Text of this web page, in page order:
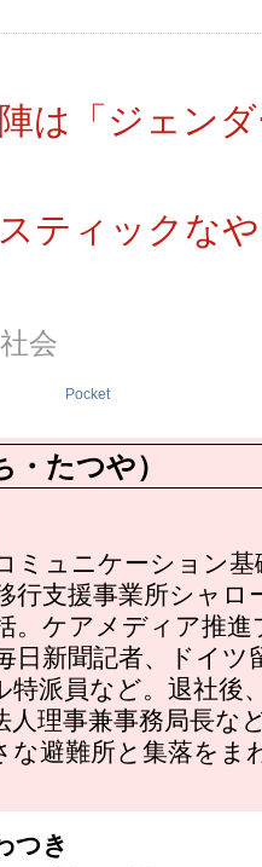
は「ジェン
ティックな
社会
Pocket
たつや）
ミュニケーション
行支援事業所シャロ
。ケアメディア推
日新聞記者、ドイツ
特派員など。退社後
人理事兼事務局長な
な避難所と集落をま
つき